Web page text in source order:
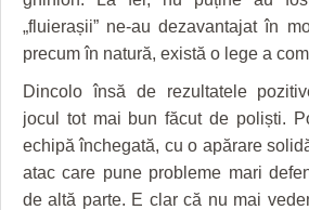
CU OIŞTEA-N KIERKEGAARD
FINANŢĂRI DE LA A LA Z
PE SURSE
FILME DOCUMENTARE
CLIPURI VIDEO
JOCURI ONLINE
INFO SI UTILE
INVATAMANT
JUSTITIE
FILME DOCUMENTARE
„fluierașii” ne-au dezavantajat în
precum în natură, există o lege a
Dincolo însă de rezultatele
jocul tot mai bun făcut de poliști.
echipă închegată, cu o apărare
atac care pune probleme mari
de altă parte. E clar că nu mai